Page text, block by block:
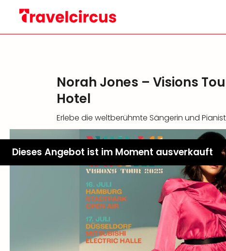
Norah Jones – Visions
Hotel
Erlebe die weltberühmte Sängerin und
Dieses Angebot ist im Moment ausverkauft